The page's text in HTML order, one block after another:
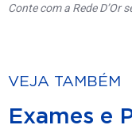
Conte com a Rede D’Or
VEJA TAMBÉM
Exames e